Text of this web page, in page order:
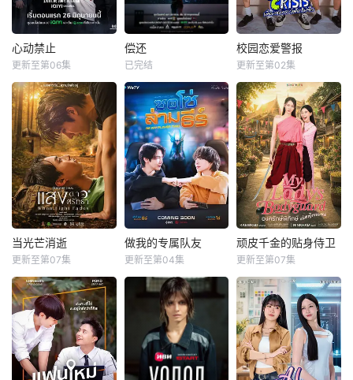
心动禁止
塔那蓬·罗桑鲁昂
帕他勒彭·德浦沃拉侬
作家ฮวังซอล的小说
Rule No.1: Don&#
039;t Be Too Emo
tional อย่าขอพี่เจน
影视化
心动禁止
更新至第06集
偿还
Toptap Jarukit Kaewmoonrueang
Khunnote Jirapat Uttamanan
改编自韩国同名漫
画。 &amp;nbsp;
&amp;nbsp; &am
p;nbsp; &amp;nbs
p; &amp;nbsp; &a
mp;nbsp; &amp;nb
sp; &amp;nbsp; &a
mp;nbsp; &amp;nb
sp; &amp;nbsp; &a
sp
偿还
已完结
校园恋爱警报
Yugene Yannawat Intarapaen
彭佩奇·班亚库
李梦想成为一名酷
炫的独立摇滚音乐
家。由于他完全无
视学业，他的母亲
把他送到了一所新
学校，这所学校今
年首次招收男生。
他立刻与勤奋好学
的普特发生了冲
了他的室友。
校园恋爱警报
更新至第02集
当光芒消逝
LHONGCHANG ATIP KORSINKA
在那个连爱都是罪
的年代，他们选择
了彼此。 1976年1
0月6日清晨，泰国
爆发血腥镇压，大
当光芒消逝
更新至第07集
做我的专属队友
苏拉德·皮凌瓦
乔提帕·苏拉萨瓦
一位口齿伶俐的主
播与新手玩家！顶
级主播Thi追捕神秘
玩家Zo，后者竟屡
做我的专属队友
更新至第04集
顽皮千金的贴身侍卫
Supitcha
Limsommut
伪装或许能掩盖真
相，却永远无法隐
藏心中萌生的情
感。当一名护卫需
顽皮千金的贴身侍卫
更新至第07集